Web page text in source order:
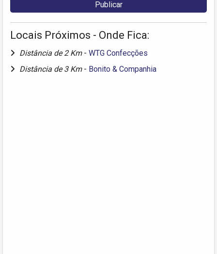
Locais Próximos - Onde Fica:
Distância de 2 Km - WTG Confecções
Distância de 3 Km - Bonito & Companhia